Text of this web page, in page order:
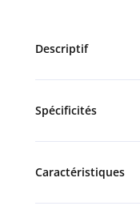
Descriptif
Spécificités
Caractéristiques